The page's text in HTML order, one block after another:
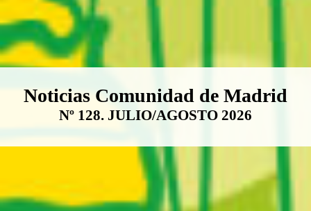
Boletín Noticias Comunidad de
Noticias Comunidad de Madrid
Nº 128. JULIO/AGOSTO 2026